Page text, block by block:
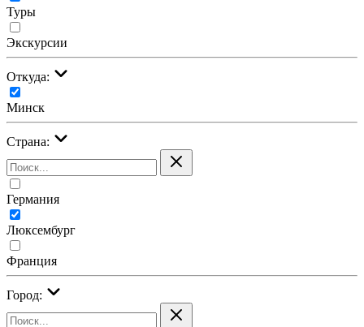
Туры
Экскурсии
Откуда:
Минск
Страна:
Германия
Люксембург
Франция
Город: